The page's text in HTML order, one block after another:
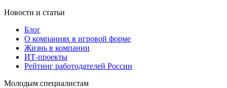
Новости и статьи
Блог
О компаниях в игровой форме
Жизнь в компании
ИТ-проекты
Рейтинг работодателей России
Молодым специалистам